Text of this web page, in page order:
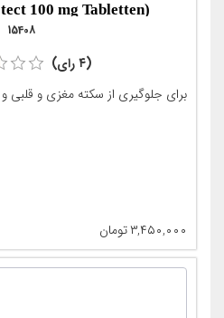
(ASPIRIN® Protect 100 mg Tabletten)
15408
(۴ رای)
برای جلوگیری از سکته مغزی و قلبی
۳,۴۵۰,۰۰۰تومان